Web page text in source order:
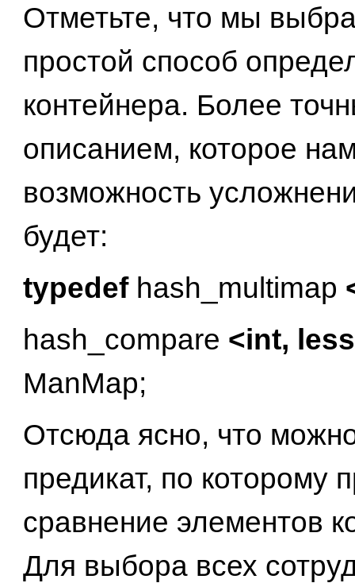
Отметьте, что мы
простой способ
контейнера. Более
описанием, которое
возможность
будет:
typedef hash_multimap
hash_compare <int,
ManMap;
Отсюда ясно, что
предикат, по которому
сравнение элементов
Для выбора всех